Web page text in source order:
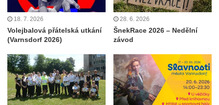
18. 7. 2026
Volejbalová přátelská utkání
(Varnsdorf 2026)
28. 6. 2026
ŠnekRace 2026 – Nedělní
závod